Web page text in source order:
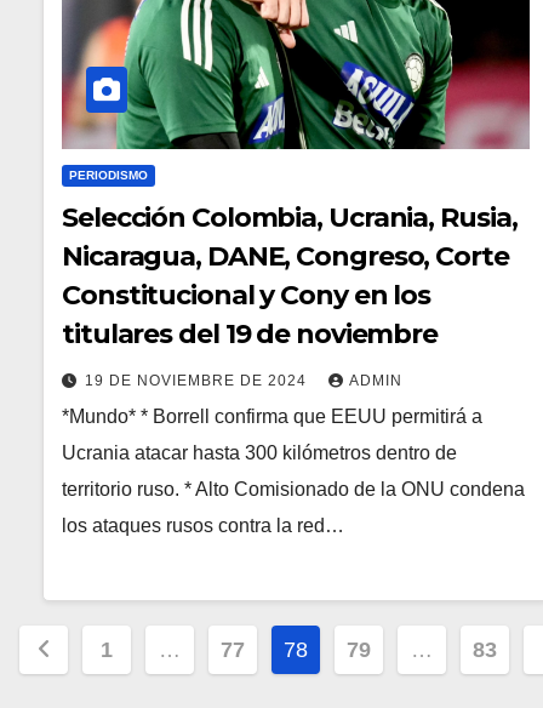
PERIODISMO
Selección Colombia, Ucrania, Rusia,
Nicaragua, DANE, Congreso, Corte
Constitucional y Cony en los
titulares del 19 de noviembre
19 DE NOVIEMBRE DE 2024 ADMIN
*Mundo* * Borrell confirma que EEUU permitirá a
Ucrania atacar hasta 300 kilómetros dentro de
territorio ruso. * Alto Comisionado de la ONU condena
los ataques rusos contra la red…
Paginación
1 … 77 78 79 … 83